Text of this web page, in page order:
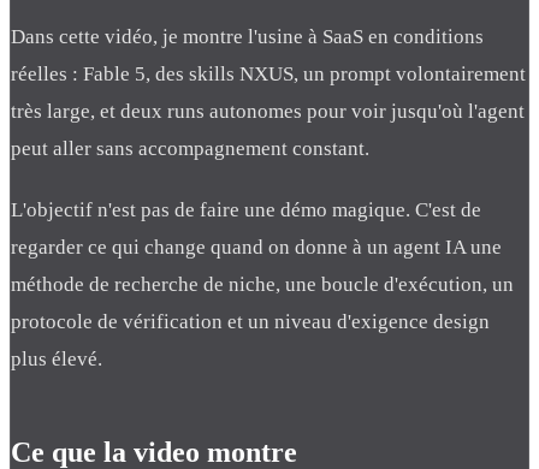
Dans cette vidéo, je montre l'usine à SaaS en conditions
réelles : Fable 5, des skills NXUS, un prompt volontairement
très large, et deux runs autonomes pour voir jusqu'où l'agent
peut aller sans accompagnement constant.
L'objectif n'est pas de faire une démo magique. C'est de
regarder ce qui change quand on donne à un agent IA une
méthode de recherche de niche, une boucle d'exécution, un
protocole de vérification et un niveau d'exigence design
plus élevé.
Ce que la video montre